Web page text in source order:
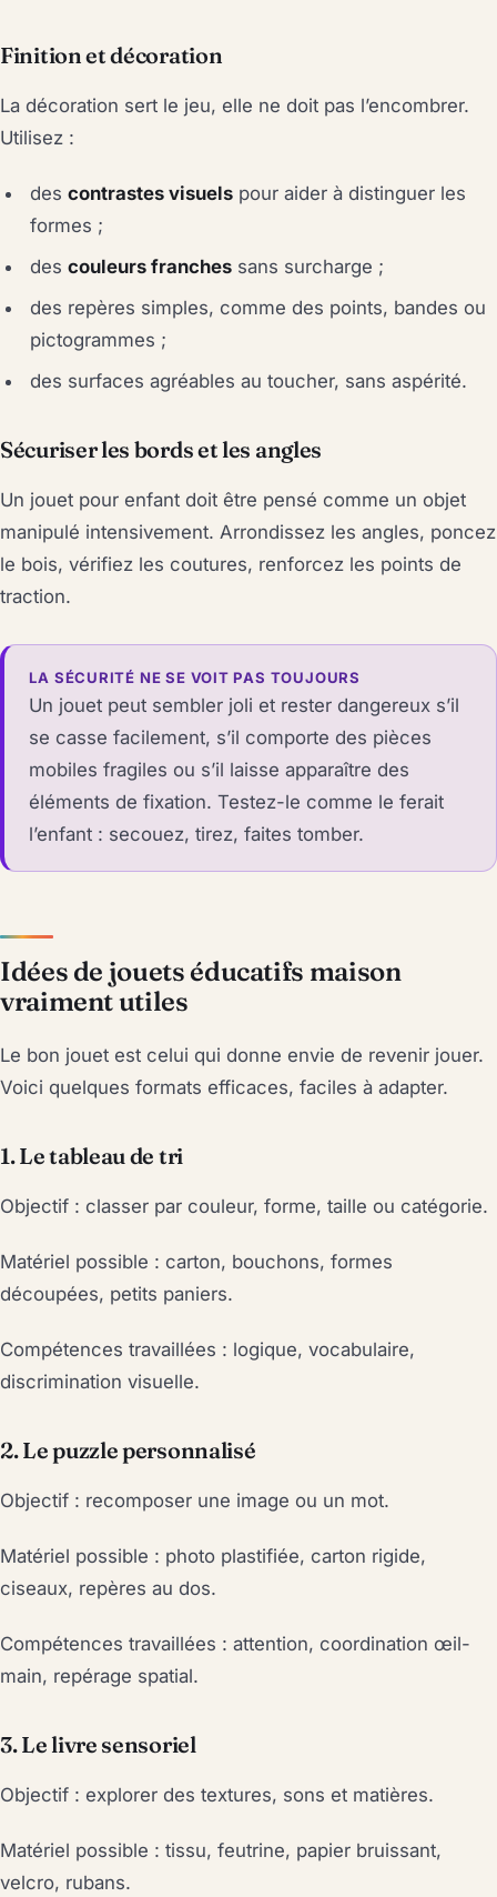
Finition et décoration
La décoration sert le jeu, elle ne doit pas l’encombrer.
Utilisez :
descontrastes visuels pour aider à distinguer les
formes ;
descouleurs franches sans surcharge ;
des repères simples, comme des points, bandes ou
pictogrammes ;
des surfaces agréables au toucher, sans aspérité.
Sécuriser les bords et les angles
Un jouet pour enfant doit être pensé comme un objet
manipulé intensivement. Arrondissez les angles, poncez
le bois, vérifiez les coutures, renforcez les points de
traction.
LA SÉCURITÉ NE SE VOIT PAS TOUJOURS
Un jouet peut sembler joli et rester dangereux s’il
se casse facilement, s’il comporte des pièces
mobiles fragiles ou s’il laisse apparaître des
éléments de fixation. Testez-le comme le ferait
l’enfant : secouez, tirez, faites tomber.
Idées de jouets éducatifs maison
vraiment utiles
Le bon jouet est celui qui donne envie de revenir jouer.
Voici quelques formats efficaces, faciles à adapter.
1. Le tableau de tri
Objectif : classer par couleur, forme, taille ou catégorie.
Matériel possible : carton, bouchons, formes
découpées, petits paniers.
Compétences travaillées : logique, vocabulaire,
discrimination visuelle.
2. Le puzzle personnalisé
Objectif : recomposer une image ou un mot.
Matériel possible : photo plastifiée, carton rigide,
ciseaux, repères au dos.
Compétences travaillées : attention, coordination œil-
main, repérage spatial.
3. Le livre sensoriel
Objectif : explorer des textures, sons et matières.
Matériel possible : tissu, feutrine, papier bruissant,
velcro, rubans.